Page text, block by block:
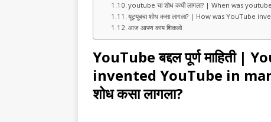
youtube चा शोध कधी लागला? | When was
यूट्यूबचा शोध कसा लागला? | How was YouTube
आज आपण काय शिकलो
YouTube बद्दल पूर्ण माहिती |
invented YouTube in
शोध कसा लागला?